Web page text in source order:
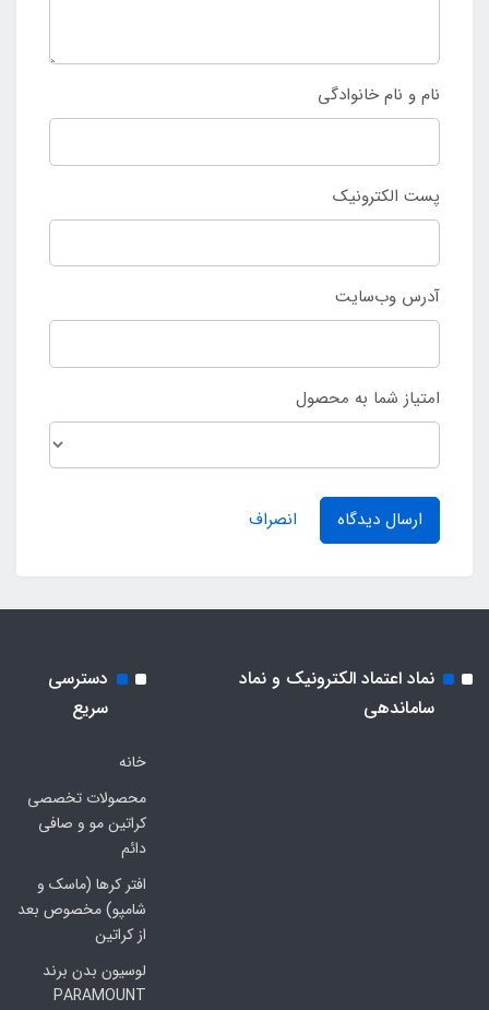
نام و نام خانوادگی
پست الکترونیک
آدرس وب‌سایت
امتیاز شما به محصول
ارسال دیدگاه انصراف
نماد اعتماد الکترونیک و نماد
ساماندهی
دسترسی
سریع
خانه
محصولات تخصصی
کراتین مو و صافی
دائم
افتر کرها (ماسک و
شامپو) مخصوص بعد
از کراتین
لوسیون بدن برند
PARAMOUNT